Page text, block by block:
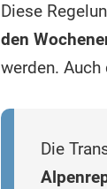
Diese
den
werden. Auch
Die